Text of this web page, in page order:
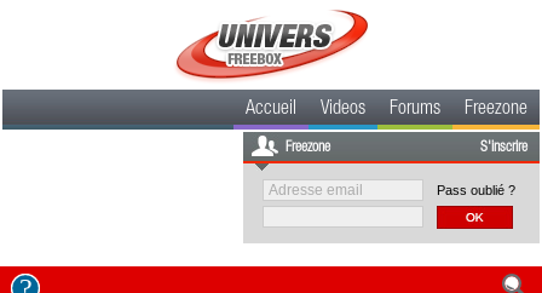
Accueil Videos Forums Freezone
Freezone S'inscrire
Pass oublié ?